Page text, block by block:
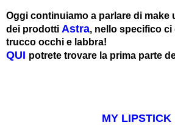
Oggi continuiamo a parlare di make
dei prodotti Astra, nello specifico ci
trucco occhi e labbra!
QUI potrete trovare la prima parte
MY LIPSTICK